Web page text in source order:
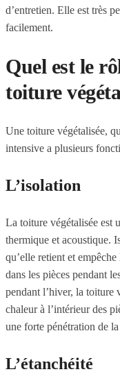
d’entretien. Elle est très
facilement.
Quel est le
toiture
Une toiture végétalisée,
intensive a plusieurs
L’isolation
La toiture végétalisée est
thermique et acoustique.
qu’elle retient et
dans les pièces pendant
pendant l’hiver, la toiture
chaleur à l’intérieur des
une forte pénétration de
L’étanchéité